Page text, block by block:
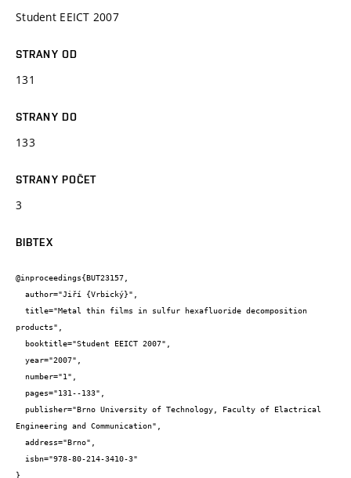
Student EEICT 2007
STRANY OD
131
STRANY DO
133
STRANY POČET
3
BIBTEX
@inproceedings{BUT23157,
products",
Engineering and Communication",
}